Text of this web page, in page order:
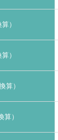
）
）
算）
算）